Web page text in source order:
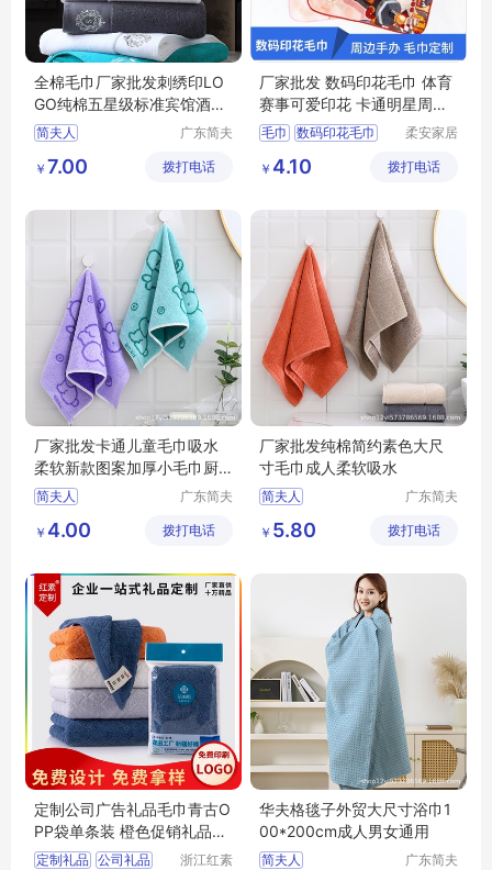
全棉毛巾厂家批发刺绣印LO
GO纯棉五星级标准宾馆酒店
民俗浴巾
简夫人
广东简夫
限公司
￥ 7.00 拨打电话
厂家批发 数码印花毛巾 体育
赛事可爱印花 卡通明星周边
手办 柔安家居
毛巾
数码印花毛巾
柔安家居
通）有限
￥ 4.10 拨打电话
厂家批发卡通儿童毛巾吸水
柔软新款图案加厚小毛巾厨
房擦手巾
简夫人
广东简夫
限公司
￥ 4.00 拨打电话
厂家批发纯棉简约素色大尺
寸毛巾成人柔软吸水
简夫人
广东简夫
限公司
￥ 5.80 拨打电话
定制公司广告礼品毛巾青古O
PP袋单条装 橙色促销礼品创
意伴手礼
定制礼品 公司礼品
浙江红素
华夫格毯子外贸大尺寸浴巾1
00*200cm成人男女通用
简夫人
广东简夫